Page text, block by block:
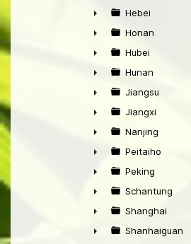
►
►
Hebei
►
Honan
►
Hubei
►
Hunan
►
Jiangsu
►
Jiangxi
►
Nanjing
►
Peitaiho
►
Peking
►
Schantung
►
Shanghai
Shanhaiguan